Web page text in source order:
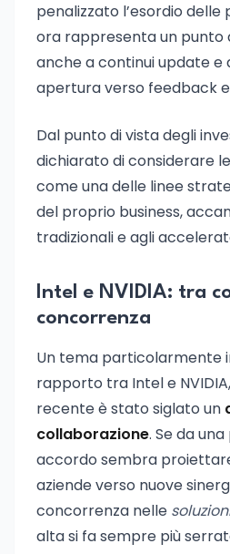
penalizzato l’esordio delle
ora rappresenta un punto
anche a continui update e
apertura verso feedback
Dal punto di vista degli
dichiarato di considerare le
come una delle linee
del proprio business,
tradizionali e agli
Intel e NVIDIA: tra
concorrenza
Un tema particolarmente
rapporto tra Intel e
recente è stato siglato un
collaborazione. Se da
accordo sembra
aziende verso nuove
concorrenza nelle
alta si fa sempre più